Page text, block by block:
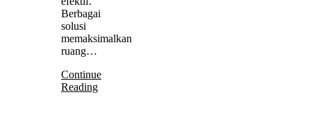
Berbagai
solusi
memaksimalkan
ruang…
Continue
Reading